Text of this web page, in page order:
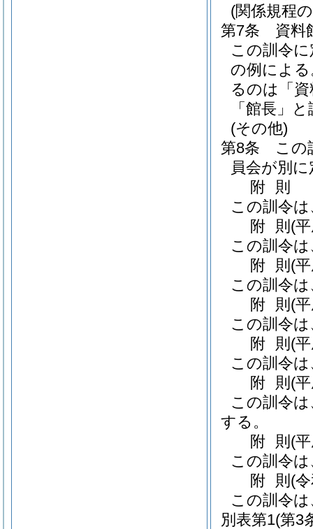
(関係規程
第7条
資料
この訓令
の例による
るのは「
「館長」
(その他)
第8条
この
員会が別
附 則
この訓令
附 則 (
この訓令
附 則 (
この訓令
附 則 (
この訓令
附 則 (
この訓令
附 則 (
この訓令
する。
附 則 (
この訓令
附 則 (
この訓令
別表第1(第3